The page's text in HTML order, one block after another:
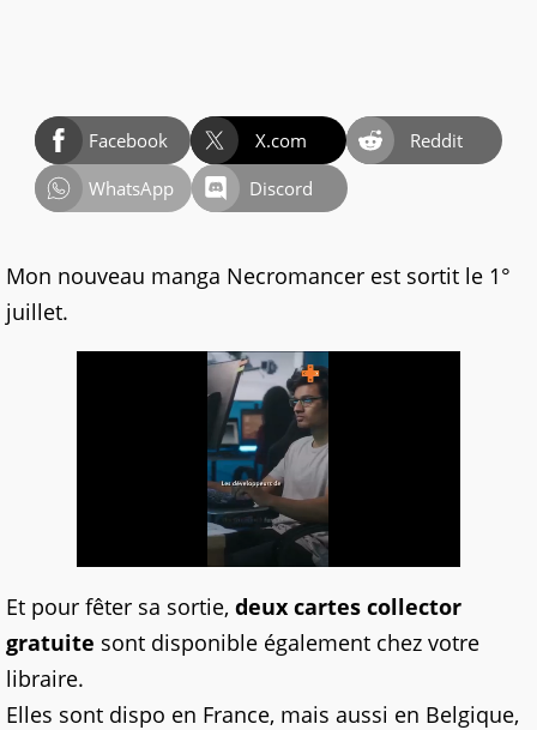
Facebook X.com
Reddit
WhatsApp
Discord
Mon nouveau manga Necromancer est sortit le 1°
juillet.
Et pour fêter sa sortie, deux cartes collector
gratuite sont disponible également chez votre
libraire.
Elles sont dispo en France, mais aussi en Belgique,